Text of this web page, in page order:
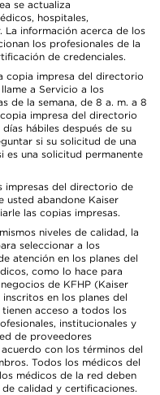
se actualiza
hospitales,
La información acerca de los
los profesionales de la
de credenciales.
copia impresa del directorio
a Servicio a los
de la semana, de 8 a. m. a 8
impresa del directorio
hábiles después de su
si su solicitud de una
es una solicitud permanente
impresas del directorio de
usted abandone Kaiser
las copias impresas.
niveles de calidad, la
seleccionar a los
atención en los planes del
como lo hace para
de KFHP (Kaiser
en los planes del
acceso a todos los
institucionales y
de proveedores
con los términos del
Todos los médicos del
médicos de la red deben
calidad y certificaciones.